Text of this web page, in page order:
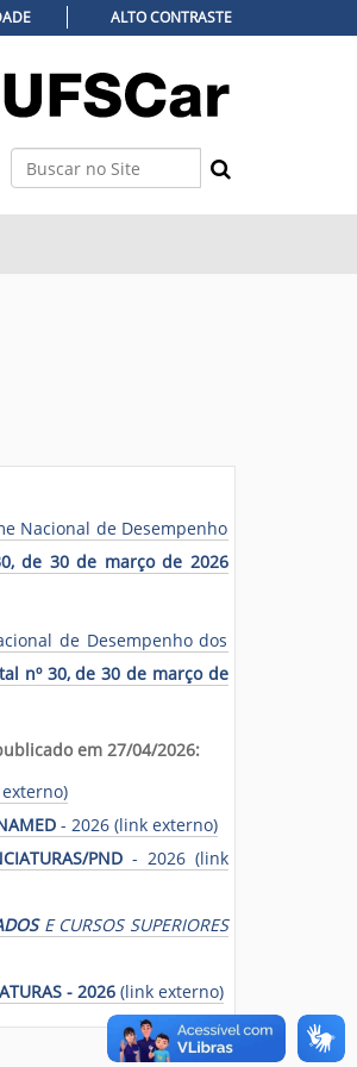
Busca
ALTO CONTRASTE
Nacional de Desempenho
de 30 de março de 2026
de Desempenho dos
nº 30, de 30 de março de
em 27/04/2026:
- 2026 (link externo)
PND- 2026 (link
E CURSOS SUPERIORES
- 2026 (link externo)